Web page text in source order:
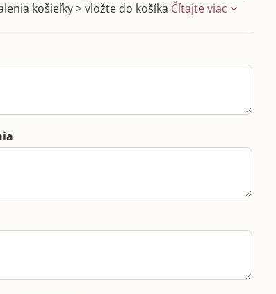
košieľky > vložte do košíka Čítajte viac